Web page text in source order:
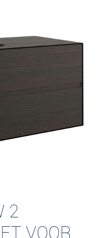
2
VOOR